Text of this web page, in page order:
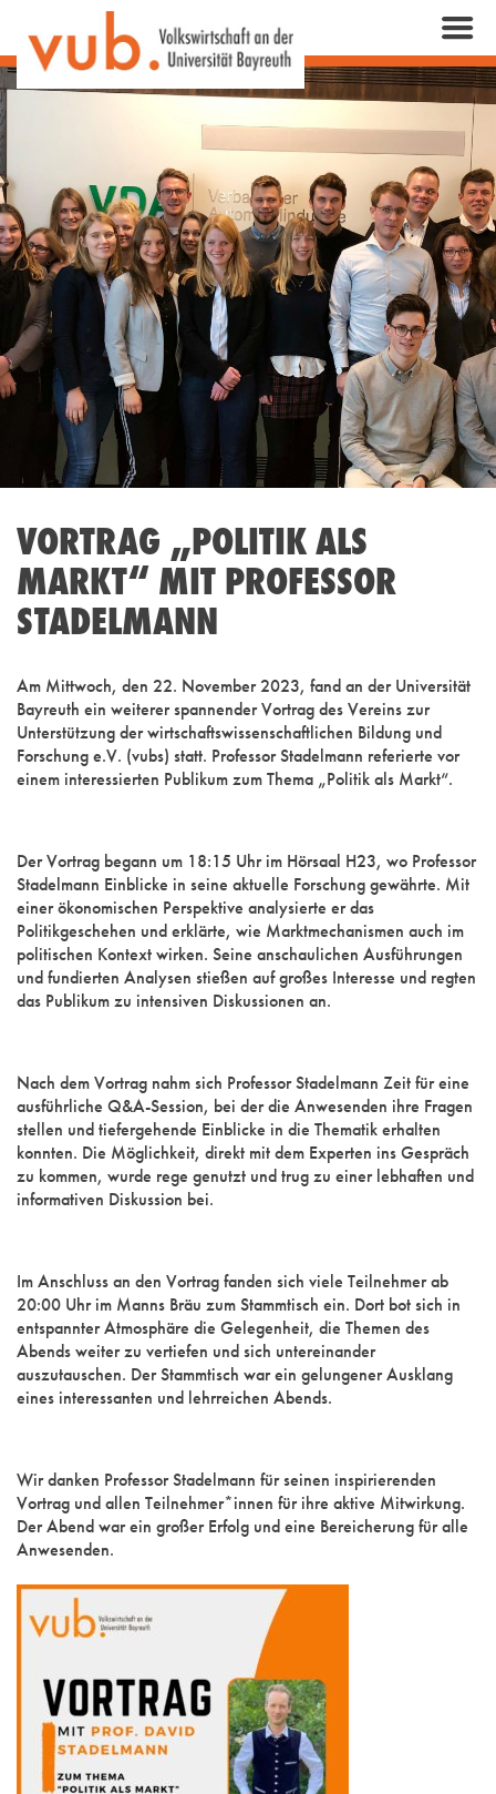
VORTRAG „POLITIK ALS
MARKT“ MIT PROFESSOR
STADELMANN
Am Mittwoch, den 22. November 2023, fand an der Universität
Bayreuth ein weiterer spannender Vortrag des Vereins zur
Unterstützung der wirtschaftswissenschaftlichen Bildung und
Forschung e.V. (vubs) statt. Professor Stadelmann referierte vor
einem interessierten Publikum zum Thema „Politik als Markt“.
Der Vortrag begann um 18:15 Uhr im Hörsaal H23, wo Professor
Stadelmann Einblicke in seine aktuelle Forschung gewährte. Mit
einer ökonomischen Perspektive analysierte er das
Politikgeschehen und erklärte, wie Marktmechanismen auch im
politischen Kontext wirken. Seine anschaulichen Ausführungen
und fundierten Analysen stießen auf großes Interesse und regten
das Publikum zu intensiven Diskussionen an.
Nach dem Vortrag nahm sich Professor Stadelmann Zeit für eine
ausführliche Q&A-Session, bei der die Anwesenden ihre Fragen
stellen und tiefergehende Einblicke in die Thematik erhalten
konnten. Die Möglichkeit, direkt mit dem Experten ins Gespräch
zu kommen, wurde rege genutzt und trug zu einer lebhaften und
informativen Diskussion bei.
Im Anschluss an den Vortrag fanden sich viele Teilnehmer ab
20:00 Uhr im Manns Bräu zum Stammtisch ein. Dort bot sich in
entspannter Atmosphäre die Gelegenheit, die Themen des
Abends weiter zu vertiefen und sich untereinander
auszutauschen. Der Stammtisch war ein gelungener Ausklang
eines interessanten und lehrreichen Abends.
Wir danken Professor Stadelmann für seinen inspirierenden
Vortrag und allen Teilnehmer*innen für ihre aktive Mitwirkung.
Der Abend war ein großer Erfolg und eine Bereicherung für alle
Anwesenden.